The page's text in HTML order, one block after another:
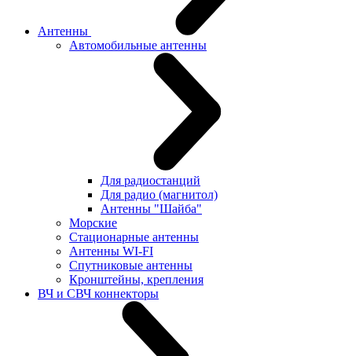
Антенны
Автомобильные антенны
Для радиостанций
Для радио (магнитол)
Антенны "Шайба"
Морские
Стационарные антенны
Антенны WI-FI
Cпутниковые антенны
Кронштейны, крепления
ВЧ и СВЧ коннекторы